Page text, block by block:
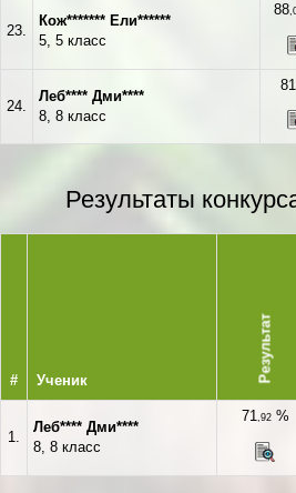
23.
Кож******* Ели******
5, 5 класс
88
24.
Леб**** Дми****
8, 8 класс
Результаты
# Ученик Результат
1.
Леб**** Дми****
8, 8 класс
71,92%